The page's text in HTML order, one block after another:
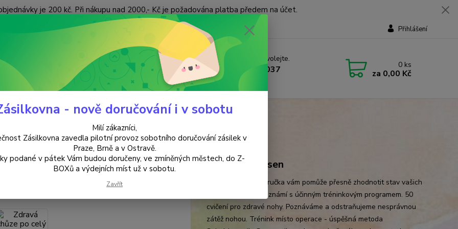
je 200 kč. Při nákupu nad 2000,- Kč je požadována platba předem na účet.
KONTAKTY Přihlášení
Hledat
Nevíte si rady? Zavolejte.
+420 737 737 037
(Po-Pá, 9-18 hod.)
0 ks
za 0,00 Kč
Zdravá chůze po celý život
chůze po celý život
Christian Larsen
Tato přehledná příručka vám pomůže přesně zhodnotit stav vašich
nohou. Poté vás seznámí s účinným tréninkovým programem. 50
cvičení pro zdravé nohy. Poznáváme a odstraňujeme nesprávnou
zátěž nohou. Trénink místo operace - úspěšná metoda
- nově doručování i v sobotu
Milí zákazníci,
Zásilkovna zavedla pilotní provoz sobotního doručování zásilek v
Praze, Brně a v Ostravě.
podané v pátek Vám budou doručeny, ve zmíněných městech, do Z-
BOXů a výdejních míst už v sobotu.
Zavřít